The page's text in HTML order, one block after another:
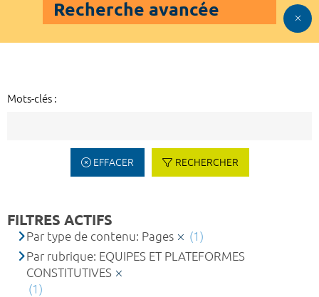
Recherche avancée
Mots-clés :
EFFACER RECHERCHER
FILTRES ACTIFS
Par type de contenu: Pages
(1)
Par rubrique: EQUIPES ET PLATEFORMES
CONSTITUTIVES
(1)